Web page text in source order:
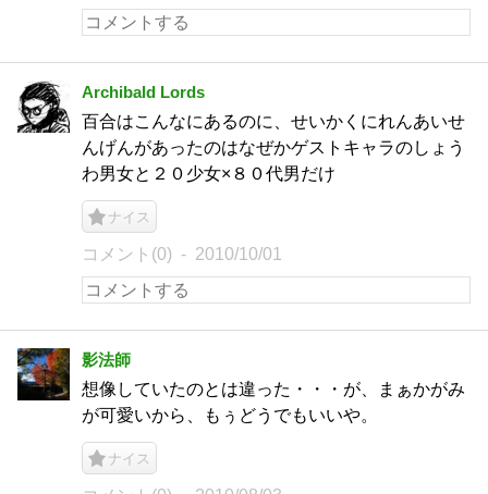
Archibald Lords
百合はこんなにあるのに、せいかくにれんあいせ
んげんがあったのはなぜかゲストキャラのしょう
わ男女と２０少女×８０代男だけ
ナイス
コメント(0) 2010/10/01
影法師
想像していたのとは違った・・・が、まぁかがみ
が可愛いから、もぅどうでもいいや。
ナイス